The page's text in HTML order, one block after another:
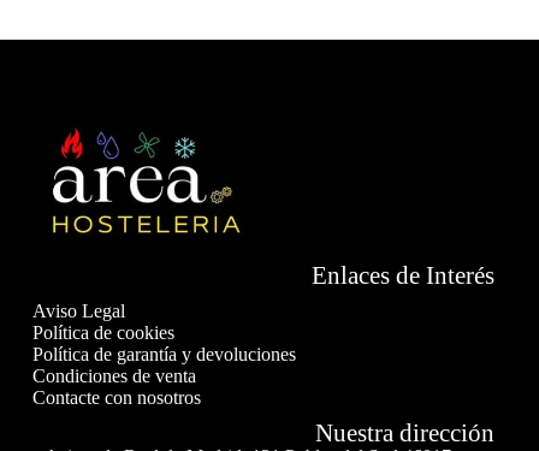
Enlaces de Interés
Aviso Legal
Política de cookies
Política de garantía y devoluciones
Condiciones de venta
Contacte con nosotros
Nuestra dirección